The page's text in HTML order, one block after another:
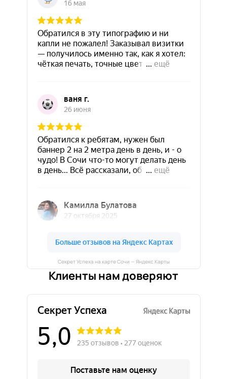
Секрет Успеха на карте Сочи — Яндекс Карты
Клиенты нам доверяют